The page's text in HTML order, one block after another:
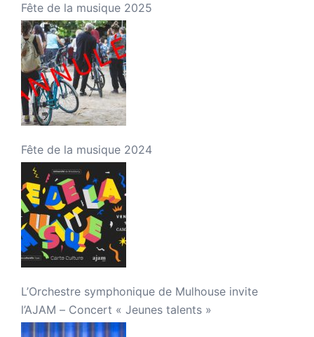
Fête de la musique 2025
Fête de la musique 2024
L’Orchestre symphonique de Mulhouse invite
l’AJAM – Concert « Jeunes talents »